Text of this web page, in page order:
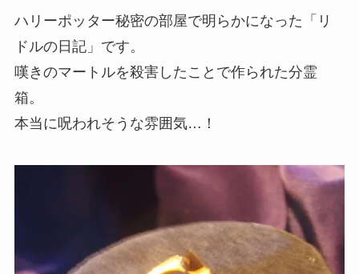
ハリーポッター秘密の部屋で明らかになった「リ
ドルの日記」です。
嘆きのマートルを殺害したことで作られた分霊
箱。
本当に呪われそうな雰囲気…！